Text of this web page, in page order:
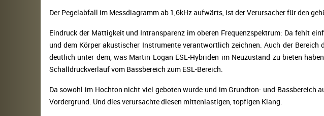
Der Pegelabfall im Messdiagramm ab 1,6kHz aufwärts, ist der Verursacher für den
Eindruck der Mattigkeit und Intransparenz im oberen Frequenzspektrum: Da fehlt
und dem Körper akustischer Instrumente verantwortlich zeichnen. Auch der
deutlich unter dem, was Martin Logan ESL-Hybriden im Neuzustand zu bieten
Schalldruckverlauf vom Bassbereich zum ESL-Bereich.
Da sowohl im Hochton nicht viel geboten wurde und im Grundton- und
Vordergrund. Und dies verursachte diesen mittenlastigen, topfigen Klang.